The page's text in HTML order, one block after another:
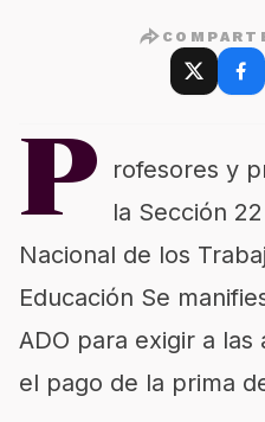
P
rofesores y
la Sección
Nacional de los
Educación Se
ADO para exigir a
el pago de la prima